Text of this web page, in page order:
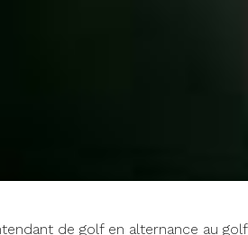
de golf en alternance au golf